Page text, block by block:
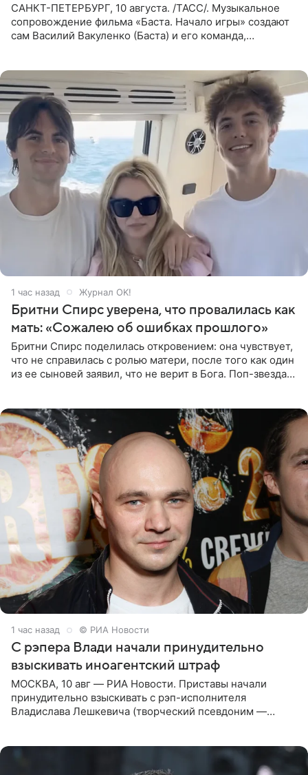
САНКТ-ПЕТЕРБУРГ, 10 августа. /ТАСС/. Музыкальное
сопровождение фильма «Баста. Начало игры» создают
сам Василий Вакуленко (Баста) и его команда,
1 час назад Журнал OK!
Бритни Спирс уверена, что провалилась как
мать: «Сожалею об ошибках прошлого»
Бритни Спирс поделилась откровением: она чувствует,
что не справилась с ролью матери, после того как один
из ее сыновей заявил, что не верит в Бога. Поп-звезда
1 час назад © РИА Новости
С рэпера Влади начали принудительно
взыскивать иноагентский штраф
МОСКВА, 10 авг — РИА Новости. Приставы начали
принудительно взыскивать с рэп-исполнителя
Владислава Лешкевича (творческий псевдоним —